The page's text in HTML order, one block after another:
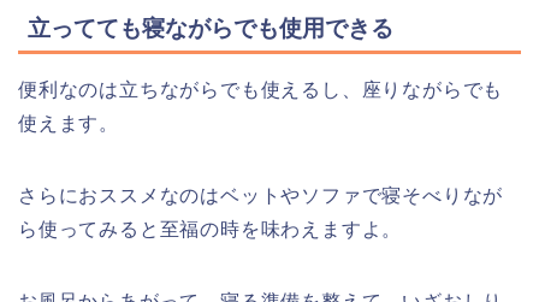
立ってても寝ながらでも使用できる
便利なのは立ちながらでも使えるし、座りながらでも
使えます。
さらにおススメなのはベットやソファで寝そべりなが
ら使ってみると至福の時を味わえますよ。